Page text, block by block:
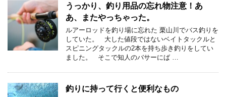
うっかり、釣り用品の忘れ物注意！あ
あ、またやっちゃった。
ルアーロッドを釣り場に忘れた 栗山川でバス釣りを
していた。 大した値段ではないベイトタックルと
スピニングタックルの2本を持ち歩き釣りをしてい
ました。 そこで知人のバサーにば …
釣りに持って行くと便利なもの